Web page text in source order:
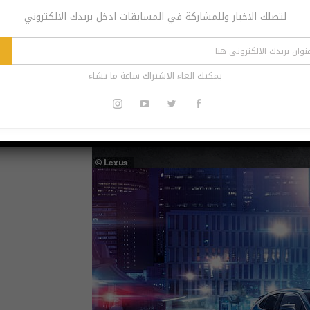
لتصلك الاخبار وللمشاركة في المسابقات ادخل بريدك الالكتروني
يمكنك الغاء الاشتراك ساعة ما تشاء